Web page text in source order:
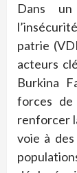
Dans
patrie
acteurs
Burkina
forces
renforcer
voie à